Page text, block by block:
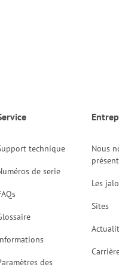
technique
de serie
des
Nous
Les
Sites